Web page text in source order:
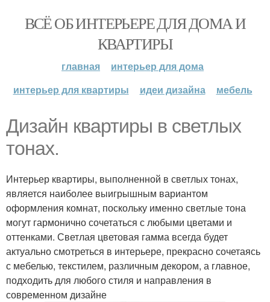
ВСЁ ОБ ИНТЕРЬЕРЕ ДЛЯ ДОМА И
КВАРТИРЫ
главная
интерьер для дома
интерьер для квартиры
идеи дизайна мебель
Дизайн квартиры в светлых
тонах.
Интерьер квартиры, выполненной в светлых тонах,
является наиболее выигрышным вариантом
оформления комнат, поскольку именно светлые тона
могут гармонично сочетаться с любыми цветами и
оттенками. Светлая цветовая гамма всегда будет
актуально смотреться в интерьере, прекрасно сочетаясь
с мебелью, текстилем, различным декором, а главное,
подходить для любого стиля и направления в
современном дизайне